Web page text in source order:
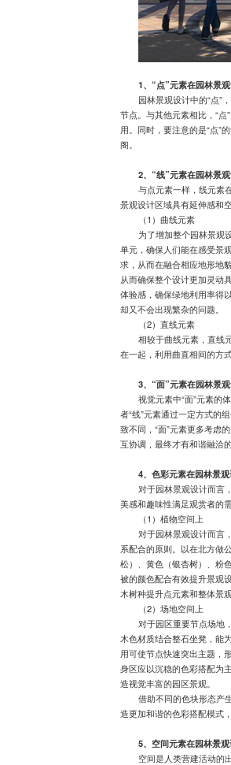
1、“点”元素在园林景
园林景观设计中的“点”
节点。与其他元素相比，“
用。同时，要注意的是“点”
阁。
2、“线”元素在园林景
与点元素一样，线元素
景观设计区域具有延伸感和
（1 ）曲线元素
为了增加整个园林景观
单元，确保人们能在感受景
求，从而在融合相应地形地
从而确保整个设计更加灵动
体验感，确保绿地利用率得
却又不会出现繁杂的问题。
（2）直线元素
相较于曲线元素，直线
在一起，利用曲直相间的方
3、“面”元素在园林景
视觉元素中“面”元素的
者“线”元素通过一定方式的
致不同，“面”元素更多考虑
互协调，最终才有和谐融洽
4、色彩元素在园林景
对于园林景观设计而言
美感和趣味性满足观赏者的
（1）植物空间上
对于园林景观设计而言
系配合的原则。以在北方做
松）、黄色（银杏树）、粉
被的颜色配合有效提升景观
木树种提升点元素和整体景
（2）场地空间上
对于园区重要节点场地
木色材质结合整石坐凳，能
用可使节点快速突出主题，
身区应以沉稳的色彩搭配为
造视觉丰富的园区景观。
借助不同的色块形态产
造更加和谐的色彩搭配模式
5、空间元素在园林景
空间是人类营建活动的